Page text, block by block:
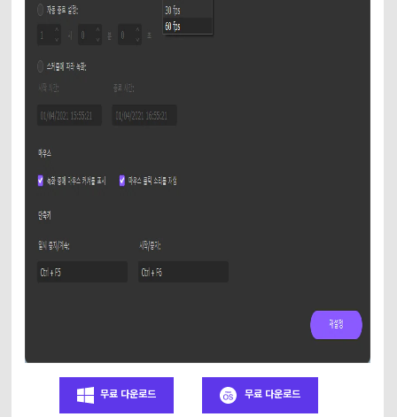
무료 다운로드 무료 다운로드